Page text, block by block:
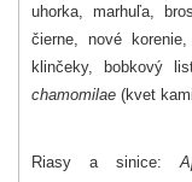
uhorka, marhuľa,
čierne, nové
klinčeky, bobkový
chamomilae (kvet
Riasy a sinice: